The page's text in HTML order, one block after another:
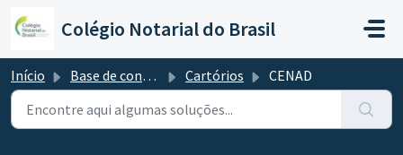
Colégio Notarial do Brasil
Início Base de conhecimento Cartórios CENAD